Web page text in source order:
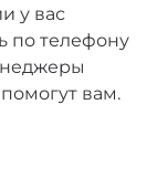
у вас
по телефону
вам.